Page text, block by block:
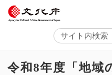
令和8年度「地域